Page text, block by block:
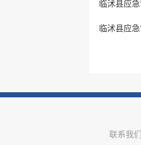
临沭县应
联系我